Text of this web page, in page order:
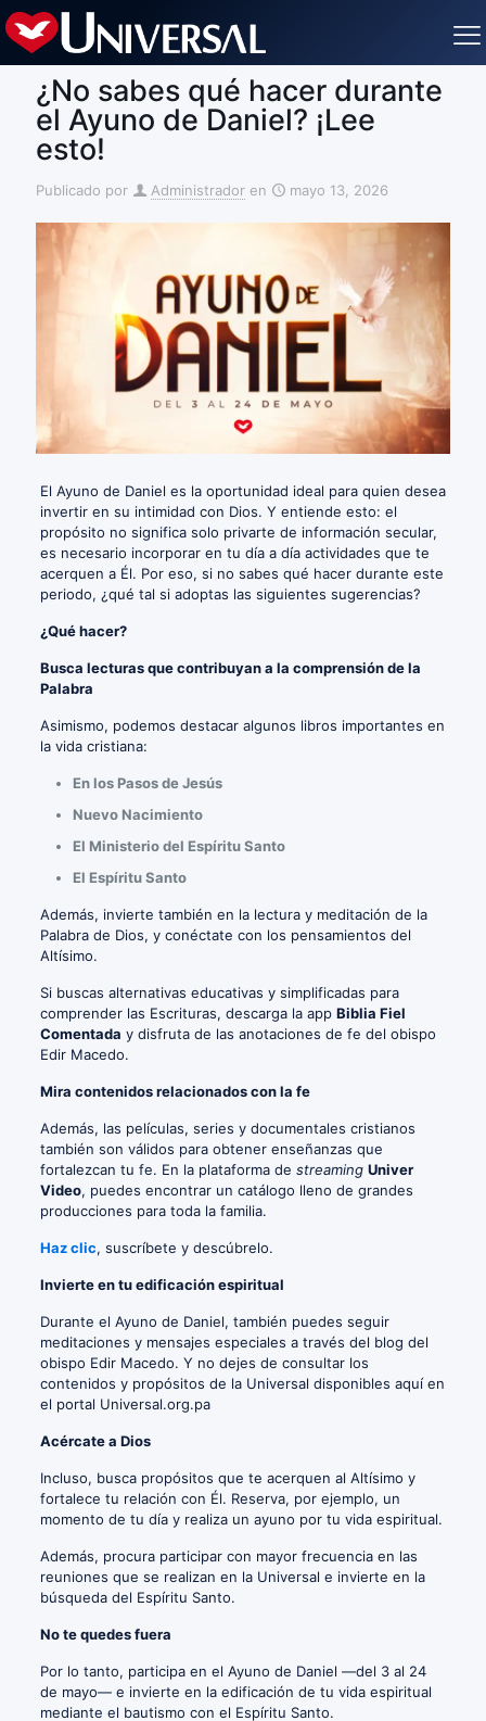
¿No sabes qué hacer durante
el Ayuno de Daniel? ¡Lee
esto!
Publicado por Administrador en mayo 13, 2026
El Ayuno de Daniel es la oportunidad ideal para quien desea
invertir en su intimidad con Dios. Y entiende esto: el
propósito no significa solo privarte de información secular,
es necesario incorporar en tu día a día actividades que te
acerquen a Él. Por eso, si no sabes qué hacer durante este
periodo, ¿qué tal si adoptas las siguientes sugerencias?
¿Qué hacer?
Busca lecturas que contribuyan a la comprensión de la
Palabra
Asimismo, podemos destacar algunos libros importantes en
la vida cristiana:
En los Pasos de Jesús
Nuevo Nacimiento
El Ministerio del Espíritu Santo
El Espíritu Santo
Además, invierte también en la lectura y meditación de la
Palabra de Dios, y conéctate con los pensamientos del
Altísimo.
Si buscas alternativas educativas y simplificadas para
comprender las Escrituras, descarga la app Biblia Fiel
Comentada y disfruta de las anotaciones de fe del obispo
Edir Macedo.
Mira contenidos relacionados con la fe
Además, las películas, series y documentales cristianos
también son válidos para obtener enseñanzas que
fortalezcan tu fe. En la plataforma de streaming Univer
Video, puedes encontrar un catálogo lleno de grandes
producciones para toda la familia.
Haz clic, suscríbete y descúbrelo.
Invierte en tu edificación espiritual
Durante el Ayuno de Daniel, también puedes seguir
meditaciones y mensajes especiales a través del blog del
obispo Edir Macedo. Y no dejes de consultar los
contenidos y propósitos de la Universal disponibles aquí en
el portal Universal.org.pa
Acércate a Dios
Incluso, busca propósitos que te acerquen al Altísimo y
fortalece tu relación con Él. Reserva, por ejemplo, un
momento de tu día y realiza un ayuno por tu vida espiritual.
Además, procura participar con mayor frecuencia en las
reuniones que se realizan en la Universal e invierte en la
búsqueda del Espíritu Santo.
No te quedes fuera
Por lo tanto, participa en el Ayuno de Daniel —del 3 al 24
de mayo— e invierte en la edificación de tu vida espiritual
mediante el bautismo con el Espíritu Santo.